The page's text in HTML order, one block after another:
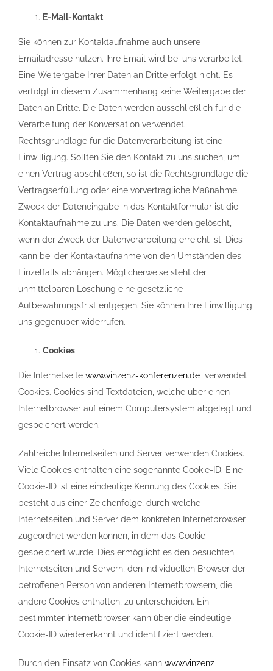
E-Mail-Kontakt
Sie können zur Kontaktaufnahme auch unsere
Emailadresse nutzen. Ihre Email wird bei uns verarbeitet.
Eine Weitergabe Ihrer Daten an Dritte erfolgt nicht. Es
verfolgt in diesem Zusammenhang keine Weitergabe der
Daten an Dritte. Die Daten werden ausschließlich für die
Verarbeitung der Konversation verwendet.
Rechtsgrundlage für die Datenverarbeitung ist eine
Einwilligung. Sollten Sie den Kontakt zu uns suchen, um
einen Vertrag abschließen, so ist die Rechtsgrundlage die
Vertragserfüllung oder eine vorvertragliche Maßnahme.
Zweck der Dateneingabe in das Kontaktformular ist die
Kontaktaufnahme zu uns. Die Daten werden gelöscht,
wenn der Zweck der Datenverarbeitung erreicht ist. Dies
kann bei der Kontaktaufnahme von den Umständen des
Einzelfalls abhängen. Möglicherweise steht der
unmittelbaren Löschung eine gesetzliche
Aufbewahrungsfrist entgegen. Sie können Ihre Einwilligung
uns gegenüber widerrufen.
Cookies
Die Internetseite www.vinzenz-konferenzen.de verwendet
Cookies. Cookies sind Textdateien, welche über einen
Internetbrowser auf einem Computersystem abgelegt und
gespeichert werden.
Zahlreiche Internetseiten und Server verwenden Cookies.
Viele Cookies enthalten eine sogenannte Cookie-ID. Eine
Cookie-ID ist eine eindeutige Kennung des Cookies. Sie
besteht aus einer Zeichenfolge, durch welche
Internetseiten und Server dem konkreten Internetbrowser
zugeordnet werden können, in dem das Cookie
gespeichert wurde. Dies ermöglicht es den besuchten
Internetseiten und Servern, den individuellen Browser der
betroffenen Person von anderen Internetbrowsern, die
andere Cookies enthalten, zu unterscheiden. Ein
bestimmter Internetbrowser kann über die eindeutige
Cookie-ID wiedererkannt und identifiziert werden.
Durch den Einsatz von Cookies kann www.vinzenz-